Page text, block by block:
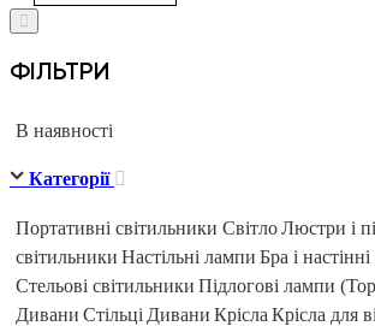
ФІЛЬТРИ
В наявності
Категорії
Портативні світильники СвітлоЛюстри і
світильники Настільні лампи Бра і
Стельові світильники Підлогові лампи
Дивани Стільці Дивани Крісла Крісла для